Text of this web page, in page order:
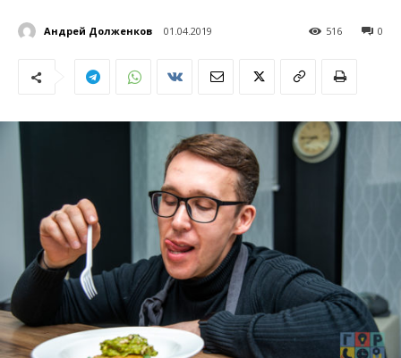
Андрей Долженков 01.04.2019 0
516